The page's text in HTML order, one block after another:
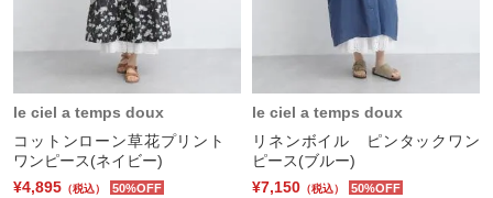
le ciel a temps doux
コットンローン草花プリント
ワンピース(ネイビー)
¥4,895 （税込） 50%OFF
le ciel a temps doux
リネンボイル ピンタックワン
ピース(ブルー)
¥7,150 （税込） 50%OFF